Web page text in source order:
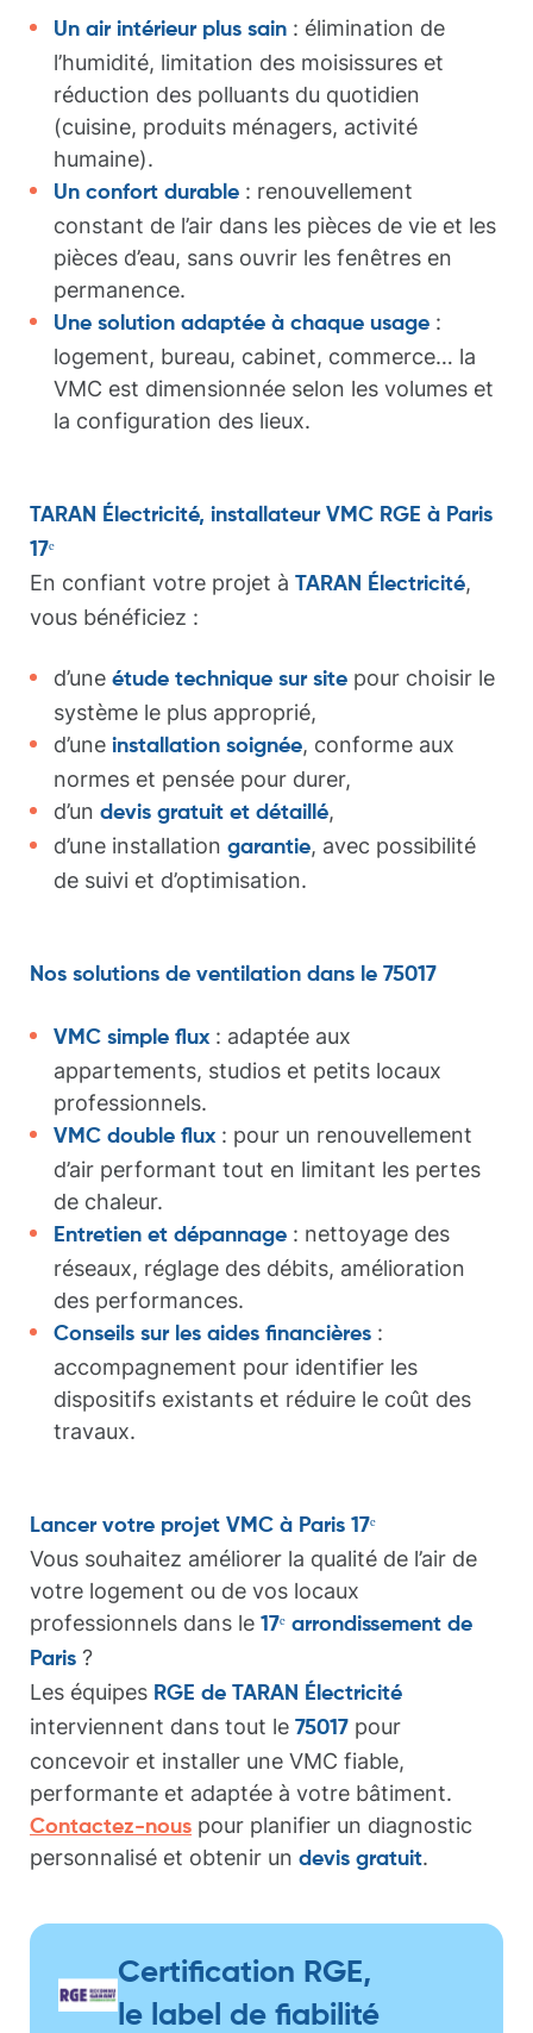
Un air intérieur plus sain : élimination de
l’humidité, limitation des moisissures et
réduction des polluants du quotidien
(cuisine, produits ménagers, activité
humaine).
Un confort durable : renouvellement
constant de l’air dans les pièces de vie et les
pièces d’eau, sans ouvrir les fenêtres en
permanence.
Une solution adaptée à chaque usage :
logement, bureau, cabinet, commerce… la
VMC est dimensionnée selon les volumes et
la configuration des lieux.
TARAN Électricité, installateur VMC RGE à Paris
17ᵉ
En confiant votre projet à TARAN Électricité,
vous bénéficiez :
d’une étude technique sur site pour choisir le
système le plus approprié,
d’une installation soignée, conforme aux
normes et pensée pour durer,
d’un devis gratuit et détaillé,
d’une installation garantie, avec possibilité
de suivi et d’optimisation.
Nos solutions de ventilation dans le 75017
VMC simple flux : adaptée aux
appartements, studios et petits locaux
professionnels.
VMC double flux : pour un renouvellement
d’air performant tout en limitant les pertes
de chaleur.
Entretien et dépannage : nettoyage des
réseaux, réglage des débits, amélioration
des performances.
Conseils sur les aides financières :
accompagnement pour identifier les
dispositifs existants et réduire le coût des
travaux.
Lancer votre projet VMC à Paris 17ᵉ
Vous souhaitez améliorer la qualité de l’air de
votre logement ou de vos locaux
professionnels dans le 17ᵉ arrondissement de
Paris ?
Les équipes RGE de TARAN Électricité
interviennent dans tout le 75017 pour
concevoir et installer une VMC fiable,
performante et adaptée à votre bâtiment.
Contactez-nous pour planifier un diagnostic
personnalisé et obtenir un devis gratuit.
Certification RGE,
le label de fiabilité